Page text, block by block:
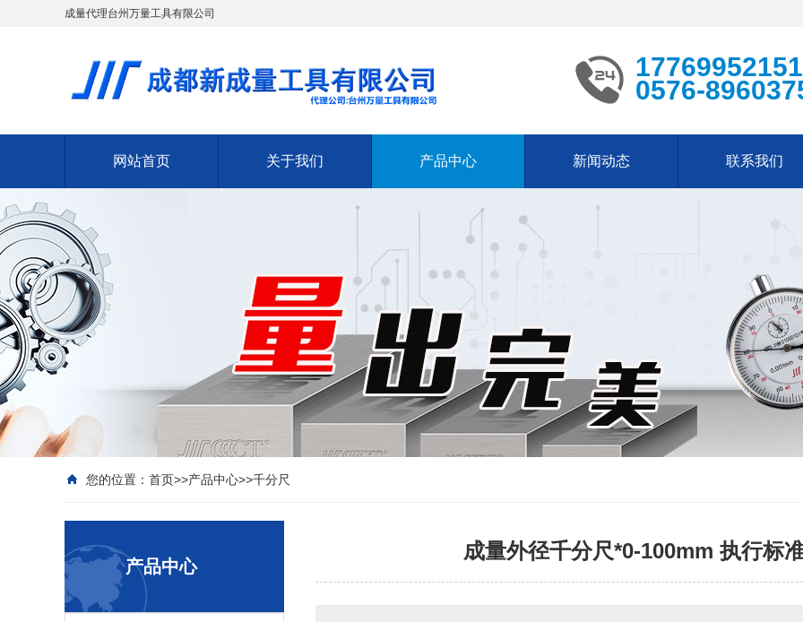
成量代理台州万量工具有限公司
17769952151
0576-
网站首页 关于我们 产品中心 新闻动态 联系我们
您的位置： 首页>>产品中心>>千分尺
产品中心
成量外径千分尺*0-100mm 执行标